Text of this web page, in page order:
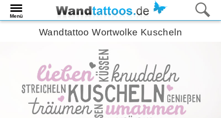
Menü
Wandtattoo Wortwolke Kuscheln